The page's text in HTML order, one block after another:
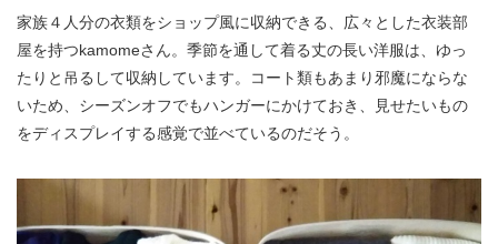
家族４人分の衣類をショップ風に収納できる、広々とした衣装部
屋を持つkamomeさん。季節を通して着る丈の長い洋服は、ゆっ
たりと吊るして収納しています。コート類もあまり邪魔にならな
いため、シーズンオフでもハンガーにかけておき、見せたいもの
をディスプレイする感覚で並べているのだそう。